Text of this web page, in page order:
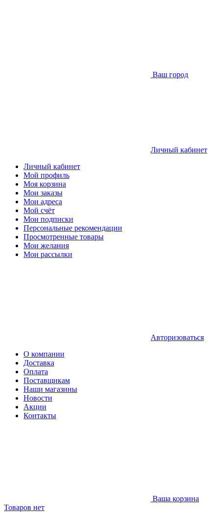
Ваш город
Личный кабинет
Личный кабинет
Мой профиль
Моя корзина
Мои заказы
Мои адреса
Мой счёт
Мои подписки
Персональные рекомендации
Просмотренные товары
Мои желания
Мои рассылки
Авторизоваться
О компании
Доставка
Оплата
Поставщикам
Наши магазины
Новости
Акции
Контакты
Ваша корзина
Товаров нет